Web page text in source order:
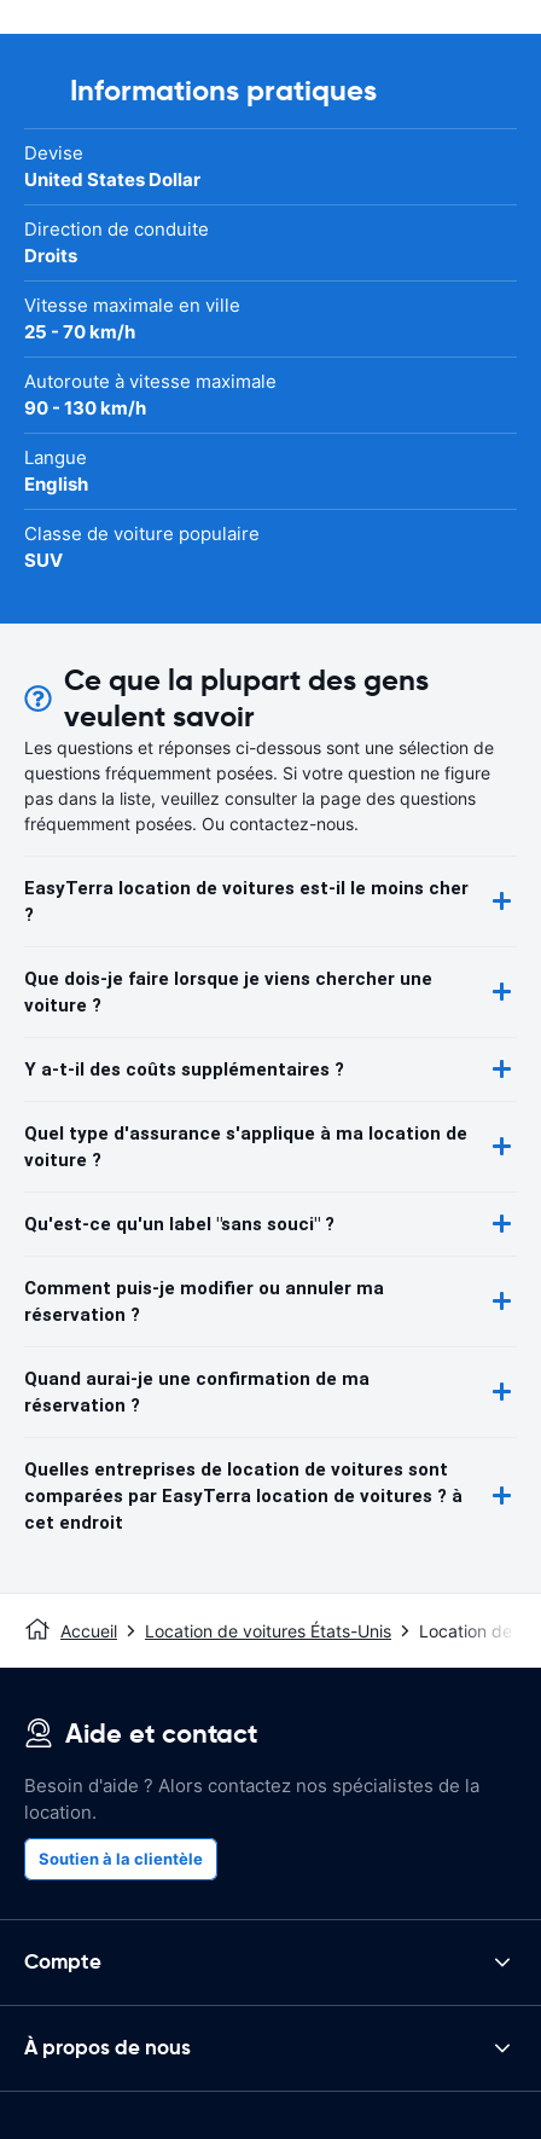
Informations pratiques
Devise
United States Dollar
Direction de conduite
Droits
Vitesse maximale en ville
25 - 70 km/h
Autoroute à vitesse maximale
90 - 130 km/h
Langue
English
Classe de voiture populaire
SUV
Ce que la plupart des gens
veulent savoir
Les questions et réponses ci-dessous sont une sélection de
questions fréquemment posées. Si votre question ne figure
pas dans la liste, veuillez consulter la page des questions
fréquemment posées. Ou contactez-nous.
EasyTerra location de voitures est-il le moins cher
?
Que dois-je faire lorsque je viens chercher une
voiture ?
Y a-t-il des coûts supplémentaires ?
Quel type d'assurance s'applique à ma location de
voiture ?
Qu'est-ce qu'un label "sans souci" ?
Comment puis-je modifier ou annuler ma
réservation ?
Quand aurai-je une confirmation de ma
réservation ?
Quelles entreprises de location de voitures sont
comparées par EasyTerra location de voitures ? à
cet endroit
Accueil Location de voitures États-Unis Location de
Aide et contact
Besoin d'aide ? Alors contactez nos spécialistes de la
location.
Soutien à la clientèle
Compte
À propos de nous